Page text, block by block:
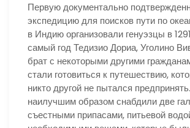
Первую документально
экспедицию для поисков пути по
в Индию организовали генуэзцы в
самый год Тедизио Дориа, Уголино
брат с некоторыми другими
стали готовиться к путешествию,
никто другой не пытался
наилучшим образом снабдили две
съестными припасами, питьевой